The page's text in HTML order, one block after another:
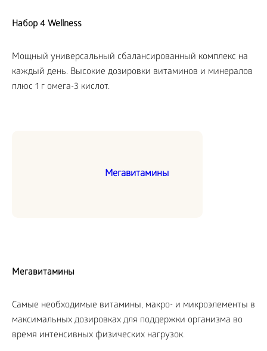
Набор 4 Wellness
Мощный универсальный сбалансированный комплекс на
каждый день. Высокие дозировки витаминов и минералов
плюс 1 г омега-3 кислот.
Мегавитамины
Мегавитамины
Самые необходимые витамины, макро- и микроэлементы в
максимальных дозировках для поддержки организма во
время интенсивных физических нагрузок.